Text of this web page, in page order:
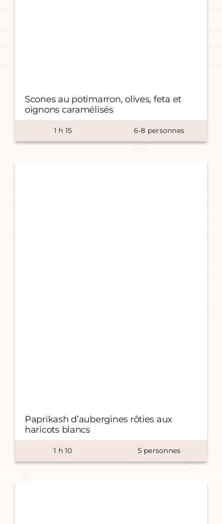
Scones au potimarron, olives, feta et
oignons caramélisés
1 h 15 6-8 personnes
Paprikash d’aubergines rôties aux
haricots blancs
1 h10 5personnes